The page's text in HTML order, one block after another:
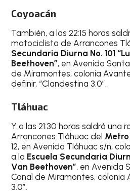
Coyoacán
También, a las 22:15 horas
motociclista de Arrancones
Secundaria Diurna No. 101
Beethoven”, en Avenida
de Miramontes, colonia
definir, “Clandestina 3.0”.
Tláhuac
Y a las 21:30 horas saldrá
Arrancones Tláhuac del
12, en Avenida Tláhuac s/n,
a la Escuela Secundaria
Van Beethoven”, en Avenida
Canal de Miramontes, colonia
3.0”.